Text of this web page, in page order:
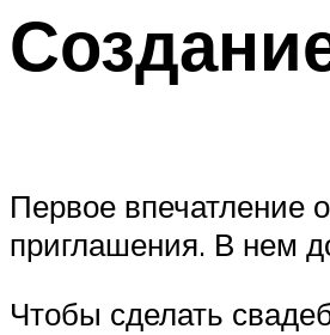
Первое впечатление
приглашения. В нем
Чтобы сделать